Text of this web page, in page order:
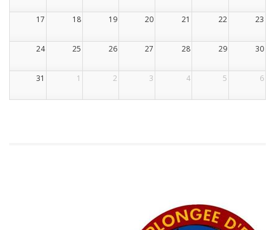
17 18 19 20 21 22 23
24 25 26 27 28 29 30
31 1 2 3 4 5 6